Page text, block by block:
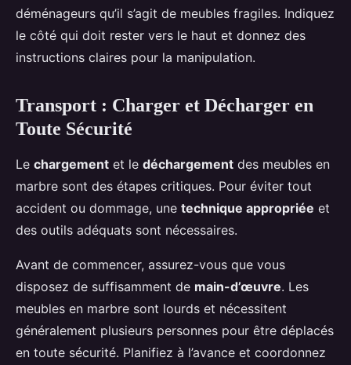
déménageurs qu’il s’agit de meubles fragiles. Indiquez
le côté qui doit rester vers le haut et donnez des
instructions claires pour la manipulation.
Transport : Charger et Décharger en
Toute Sécurité
Le chargement et le déchargement des meubles en
marbre sont des étapes critiques. Pour éviter tout
accident ou dommage, une technique appropriée et
des outils adéquats sont nécessaires.
Avant de commencer, assurez-vous que vous
disposez de suffisamment de main-d’œuvre. Les
meubles en marbre sont lourds et nécessitent
généralement plusieurs personnes pour être déplacés
en toute sécurité. Planifiez à l’avance et coordonnez